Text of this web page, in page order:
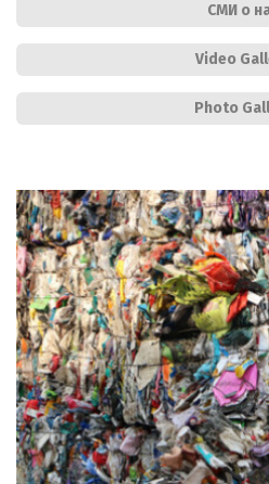
СМИ о
Video
Photo